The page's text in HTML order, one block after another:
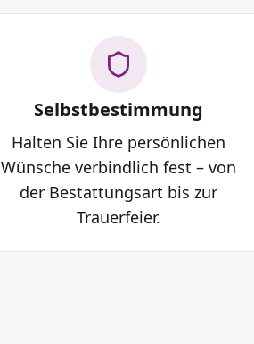
Selbstbestimmung
Halten Sie Ihre persönlichen
Wünsche verbindlich fest – von
der Bestattungsart bis zur
Trauerfeier.